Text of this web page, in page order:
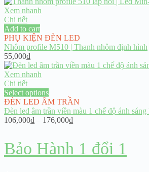
Xem nhanh
Chi tiết
Add to cart
PHỤ KIỆN ĐÈN LED
Nhôm profile M510 | Thanh nhôm định hình
55,000₫
Xem nhanh
Chi tiết
Select options
ĐÈN LED ÂM TRẦN
Đèn led âm trần viền màu 1 chế độ ánh
106,000₫ – 176,000₫Price
through
176,000₫
Bảo Hành 1 đổi 1